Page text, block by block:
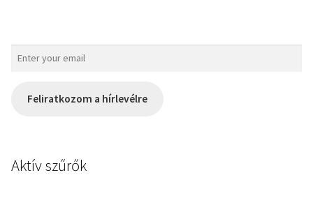
Feliratkozom a hírlevélre
Aktív szűrők